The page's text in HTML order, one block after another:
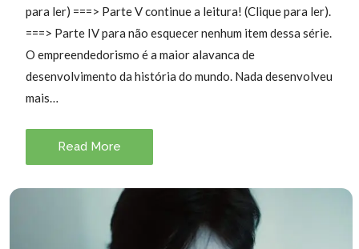
para ler) ===> Parte V continue a leitura! (Clique para ler).
===> Parte IV para não esquecer nenhum item dessa série.
O empreendedorismo é a maior alavanca de
desenvolvimento da história do mundo. Nada desenvolveu
mais…
Read More